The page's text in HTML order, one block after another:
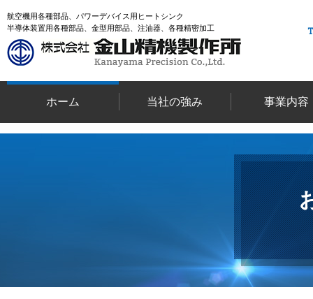
航空機用各種部品、パワーデバイス用ヒートシンク
半導体装置用各種部品、金型用部品、注油器、各種精密加工
ホーム 当社の強み 事業内容